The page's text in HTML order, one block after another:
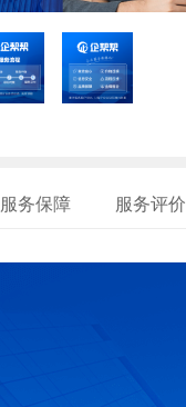
服务保障 服务评价